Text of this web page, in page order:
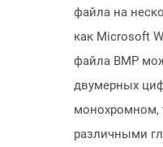
файла на
как Microsoft
файла BMP
двумерных
монохромном,
различными